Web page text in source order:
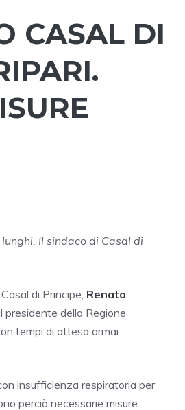
CASAL DI
Il sindaco di Casal di
di Principe, Renato
presidente della Regione
tempi di attesa ormai
insufficienza respiratoria per
perciò necessarie misure